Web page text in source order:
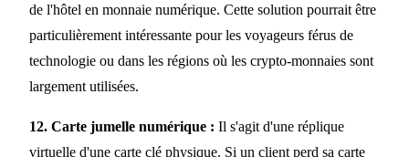
de l'hôtel en monnaie numérique. Cette solution pourrait être
particulièrement intéressante pour les voyageurs férus de
technologie ou dans les régions où les crypto-monnaies sont
largement utilisées.
12. Carte jumelle numérique : Il s'agit d'une réplique
virtuelle d'une carte clé physique. Si un client perd sa carte